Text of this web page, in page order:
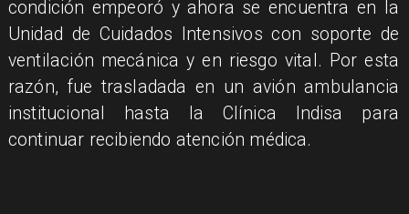
condición empeoró y ahora se encuentra en la
Unidad de Cuidados Intensivos con soporte de
ventilación mecánica y en riesgo vital. Por esta
razón, fue trasladada en un avión ambulancia
institucional hasta la Clínica Indisa para
continuar recibiendo atención médica.